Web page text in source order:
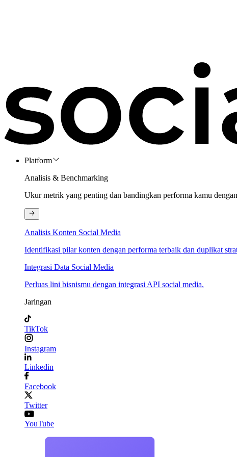
Platform
Analisis & Benchmarking
Ukur metrik yang penting dan bandingkan performa kamu
Analisis Konten Social Media
Identifikasi pilar konten dengan performa terbaik dan duplikat
Integrasi Data Social Media
Perluas lini bisnismu dengan integrasi API social media.
Jaringan
TikTok
Instagram
Linkedin
Facebook
Twitter
YouTube